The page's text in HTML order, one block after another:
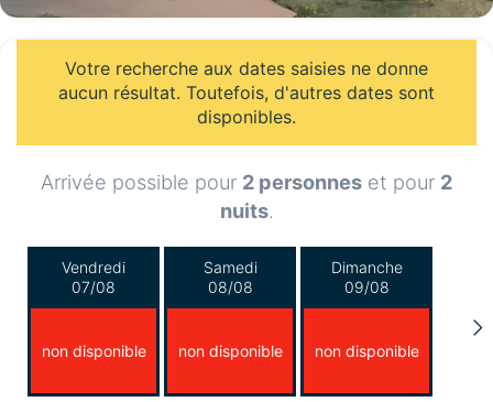
Votre recherche aux dates saisies ne donne
aucun résultat. Toutefois, d'autres dates sont
disponibles.
Arrivée possible pour 2 personnes et pour 2
nuits.
Vendredi
07/08
non disponible
Samedi
08/08
non disponible
Dimanche
09/08
non disponible